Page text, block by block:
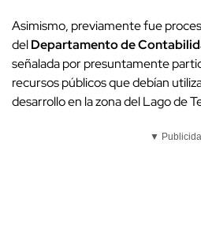
Asimismo, previamente fue
delDepartamento de
señalada por presuntamente
recursos públicos que debían
desarrollo en la zona del Lago de
▼